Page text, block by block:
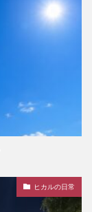
ヒカルの日常